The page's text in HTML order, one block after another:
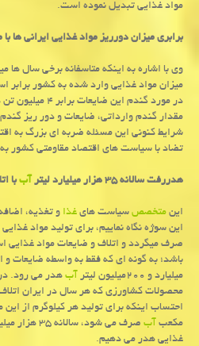
مواد غذایی تبدیل نموده است.
برابری میزان دورریز مواد غذایی ایرانی ها با
وی با اشاره به اینكه متاسفانه برخی سال ها
میزان مواد غذایی وارد شده به كشور برابر
در مورد گندم این
مقدار گندم وارداتی، ضایعات و دور ریز
شرایط كنونی این مسئله ضربه ای بزرگ به
تضاد با سیاست های اقتصاد مقاومتی كشور
هدررفت سالانه ۳۵ هزار میلیارد لیتر آببا
اینمتخصصسیاست هایغذاو تغذیه، اضافه
این سوژه نگاه نماییم، برای تولید مواد غذایی
صرف میگردد و اتلاف و ضایعات مواد غذایی
میلیارد و ۲۰۰میلیون لیتر
آب
محصولات كشاورزی كه هر سال در ایران اتلاف
احتساب اینكه برای تولید هر كیلوگرم از
مكعبآبصرف می شود، سالانه ۳۵ هزار میلیارد لیتر
غذایی هدر می دهیم.